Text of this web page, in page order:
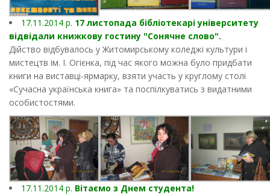
17.11.2014 р. 17 листопада бібліотекарі університету
відвідали книжкову гостину "Сонячне слово".
Дійство відбувалось у Житомирському коледжі культури і
мистецтв ім. І. Огієнка, під час якого можна було придбати
книги на виставці-ярмарку, взяти участь у круглому столі
«Сучасна українська книга» та поспілкуватись з видатними
особистостями.
17.11.2014 р. Вітаємо з Днем студента!